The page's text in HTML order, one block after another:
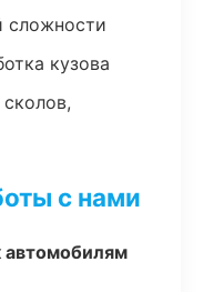
сложности
кузова
с нами